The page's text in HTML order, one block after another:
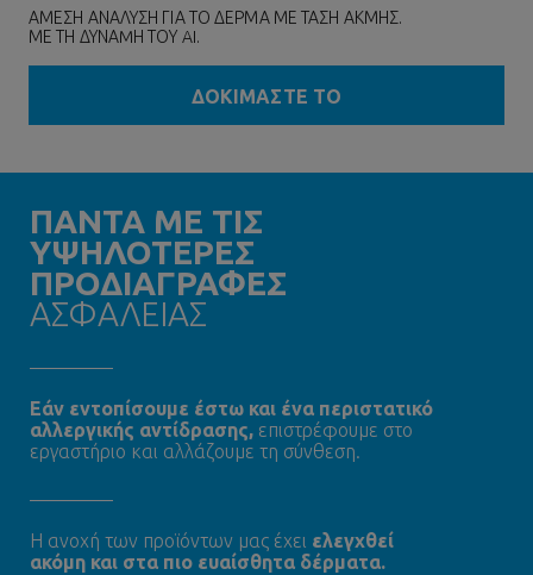
ΑΜΕΣΗ ΑΝΑΛΥΣΗ ΓΙΑ ΤΟ ΔΕΡΜΑ ΜΕ ΤΑΣΗ ΑΚΜΗΣ.
ΜΕ ΤΗ ΔΥΝΑMΗ ΤΟΥ AI.
ΔΟΚΙΜΑΣΤΕ ΤΟ
ΠΑΝΤΑ ΜΕ ΤΙΣ
ΥΨΗΛΟΤΕΡΕΣ
ΠΡΟΔΙΑΓΡΑΦΕΣ
ΑΣΦΑΛΕΙΑΣ
Εάν εντοπίσουμε έστω και ένα περιστατικό
αλλεργικής αντίδρασης, επιστρέφουμε στο
εργαστήριο και αλλάζουμε τη σύνθεση.
Η ανοχή των προϊόντων μας έχει ελεγχθεί
ακόμη και στα πιο ευαίσθητα δέρματα.